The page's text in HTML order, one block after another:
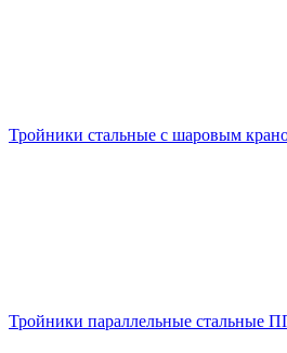
Тройники стальные с шаровым
Тройники параллельные стальные